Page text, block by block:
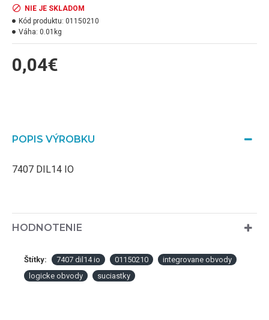
0,04€
NIE JE SKLADOM
Kód produktu: 01150210
Váha: 0.01kg
POPIS VÝROBKU
7407 DIL14 IO
HODNOTENIE
Štítky: 7407 dil14 io 01150210
integrovane obvody
logicke obvody
suciastky